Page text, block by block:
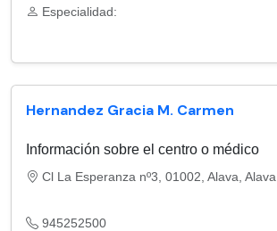
Especialidad:
Hernandez Gracia M. Carmen
Información sobre el centro o médico
Cl La Esperanza nº3, 01002, Alava, Alava
945252500